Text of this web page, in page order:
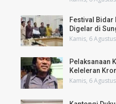
Festival Bidar
Digelar di
Kamis, 6
Pelaksanaan
Keleleran
Kamis, 6